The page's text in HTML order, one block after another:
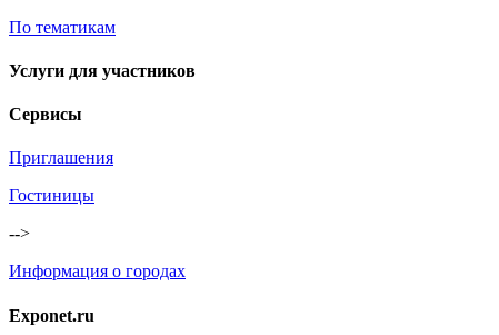
По тематикам
Услуги для участников
Сервисы
Приглашения
Гостиницы
-->
Информация о городах
Exponet.ru